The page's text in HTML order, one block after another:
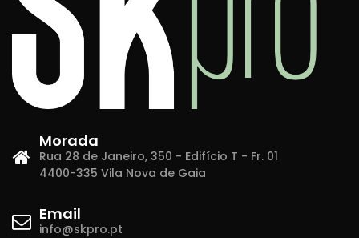
Morada
Rua 28 de Janeiro, 350 - Edifício T - Fr. 01
4400-335 Vila Nova de Gaia
Email
info@skpro.pt